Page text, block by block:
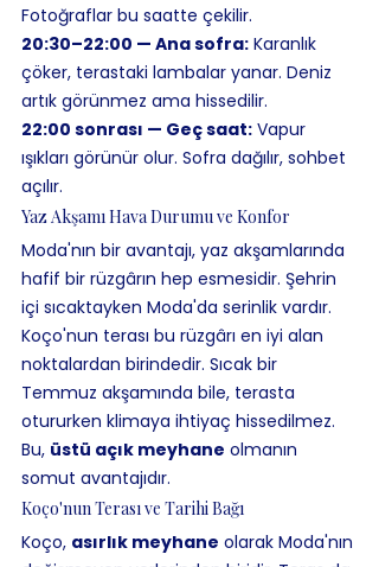
Fotoğraflar bu saatte çekilir.
20:30–22:00 — Ana sofra: Karanlık
çöker, terastaki lambalar yanar. Deniz
artık görünmez ama hissedilir.
22:00 sonrası — Geç saat: Vapur
ışıkları görünür olur. Sofra dağılır, sohbet
açılır.
Yaz Akşamı Hava Durumu ve Konfor
Moda'nın bir avantajı, yaz akşamlarında
hafif bir rüzgârın hep esmesidir. Şehrin
içi sıcaktayken Moda'da serinlik vardır.
Koço'nun terası bu rüzgârı en iyi alan
noktalardan birindedir. Sıcak bir
Temmuz akşamında bile, terasta
otururken klimaya ihtiyaç hissedilmez.
Bu, üstü açık meyhane olmanın
somut avantajıdır.
Koço'nun Terası ve Tarihi Bağı
Koço, asırlık meyhane olarak Moda'nın